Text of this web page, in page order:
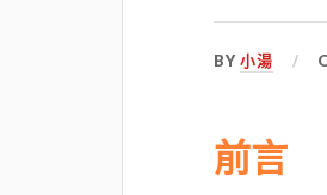
BY小湯
前言